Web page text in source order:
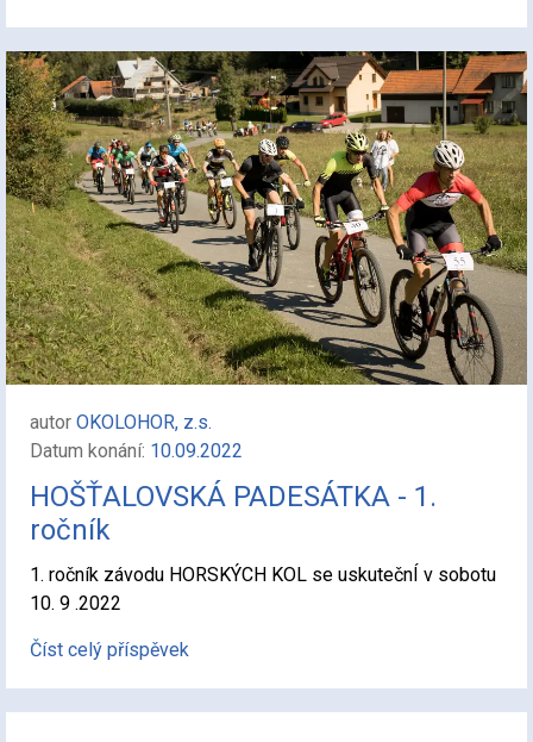
autor OKOLOHOR, z.s.
Datum konání: 10.09.2022
HOŠŤALOVSKÁ PADESÁTKA - 1.
ročník
1. ročník závodu HORSKÝCH KOL se uskutečnÍ v sobotu
10. 9 .2022
Číst celý příspěvek